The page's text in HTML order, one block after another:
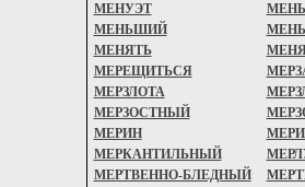
МЕНУЭТ
МЕНЬШИЙ
МЕНЯТЬ
МЕРЕЩИТЬСЯ
МЕРЗЛОТА
МЕРЗОСТНЫЙ
МЕРИН
МЕРКАНТИЛЬНЫЙ
МЕРТВЕННО-БЛЕДНЫЙ